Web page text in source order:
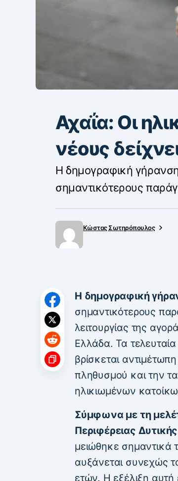
Αχαΐα: Οι
νέους
Η δημογραφική
σημαντικότερους
Κώστας Σωτηρόπουλος
Η δημογραφική
σημαντικότερους
λειτουργίας της
Ελλάδα. Τα
βρίσκεται
πληθυσμού και την
ηλικιωμένων
Σύμφωνα με τη
Περιφέρειας
μειώθηκε σημαντικά
αυξάνεται συνεχώς
ετών. Η εξέλιξη